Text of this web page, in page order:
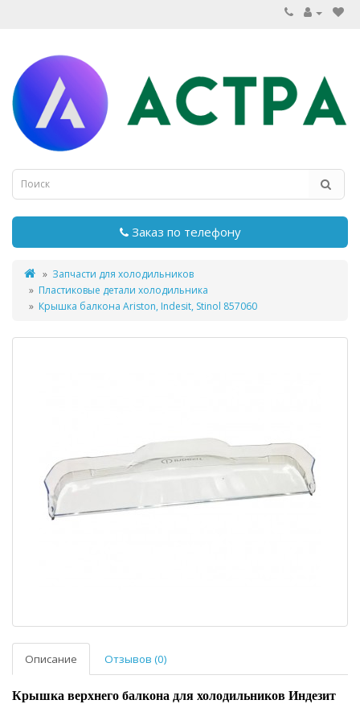
Заказ по телефону
Запчасти для холодильников
Пластиковые детали холодильника
Крышка балкона Ariston, Indesit, Stinol 857060
Описание Отзывов (0)
Крышка верхнего балкона для холодильников Индезит